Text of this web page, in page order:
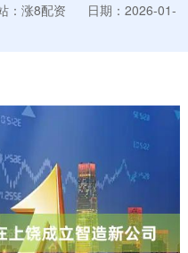
：涨8配资
日期：2026-01-